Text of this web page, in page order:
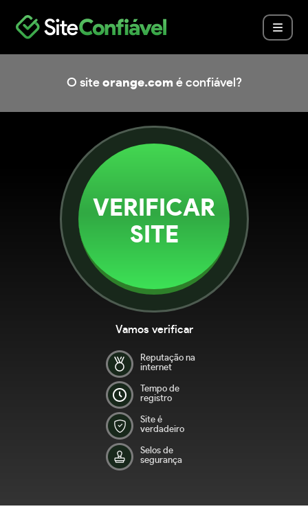
O site orange.com é confiável?
VERIFICAR
SITE
Vamos verificar
Reputação na
internet
Tempo de
registro
Site é
verdadeiro
Selos de
segurança